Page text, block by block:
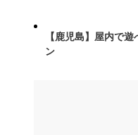
【鹿児島】屋内で
ン